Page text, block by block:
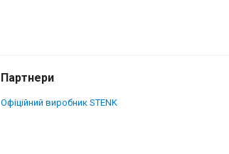
Партнери
Офіційний виробник STENK